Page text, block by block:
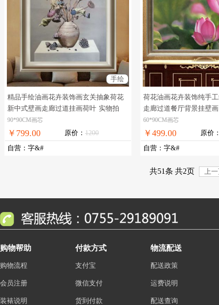
手绘
精品手绘油画花卉装饰画玄关抽象荷花
新中式壁画走廊过道挂画荷叶 实物拍
摄，现货图片，在线支付，全国免邮邮
90*90CM画芯
￥799.00 原价： 1200
自营 ： 字&#
荷花油画花卉装饰纯手
走廊过道餐厅背景挂壁画
顺，是男女好合，夫妻
60*90CM画芯
￥499.00 原价
自营 ： 字&#
共51条 共2页 上
购物帮助
购物流程
会员注册
装裱说明
付款方式
支付宝
微信支付
货到付款
物流配送
配送政策
运费说明
配送查询